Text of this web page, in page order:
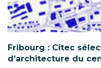
Fribourg : Citec
d’architecture du